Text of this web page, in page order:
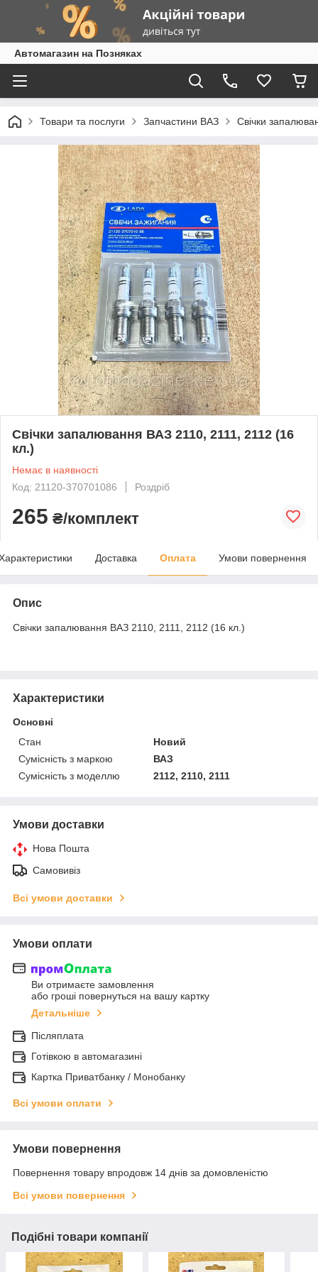
Автомагазин на Позняках
Товари та послуги Запчастини ВАЗ Свічки
Свічки запалювання ВАЗ 2110, 2111, 2112 (16
кл.)
Немає в наявності
Код: 21120-370701086
Роздріб
265 ₴/комплект
Доставка Оплата Умови повернення
Опис
Свічки запалювання ВАЗ 2110, 2111, 2112 (16 кл.)
Характеристики
Основні
Стан
Новий
Сумісність з маркою
ВАЗ
Сумісність з моделлю
2112, 2110, 2111
Умови доставки
Нова Пошта
Самовивіз
Всі умови доставки
Умови оплати
Ви отримаєте замовлення
або гроші повернуться на вашу картку
Детальніше
Післяплата
Готівкою в автомагазині
Картка Приватбанку / Монобанку
Всі умови оплати
Умови повернення
Повернення товару впродовж 14 днів за домовленістю
Всі умови повернення
Подібні товари компанії